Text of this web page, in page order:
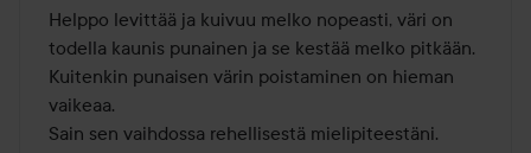
/
5
Helppo levittää ja kuivuu melko nopeasti, väri on
todella kaunis punainen ja se kestää melko pitkään.
Kuitenkin punaisen värin poistaminen on hieman
vaikeaa.
Sain sen vaihdossa rehellisestä mielipiteestäni.